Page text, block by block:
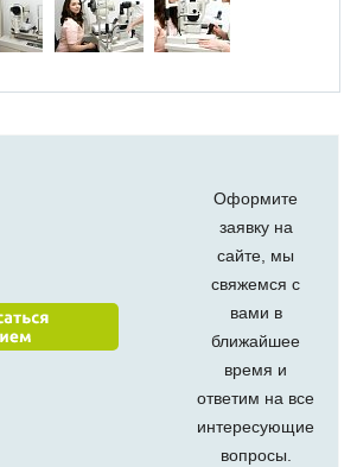
Оформите
заявку на
сайте, мы
свяжемся с
вами в
ближайшее
время и
ответим на все
интересующие
вопросы.